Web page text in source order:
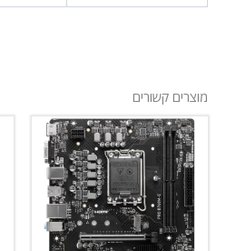
מוצרים קשורים